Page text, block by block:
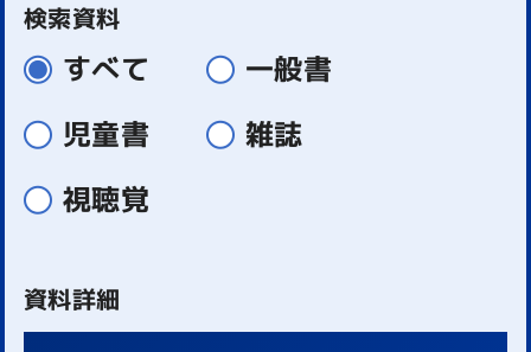
検索資料
すべて
一般書
児童書
雑誌
視聴覚
資料詳細